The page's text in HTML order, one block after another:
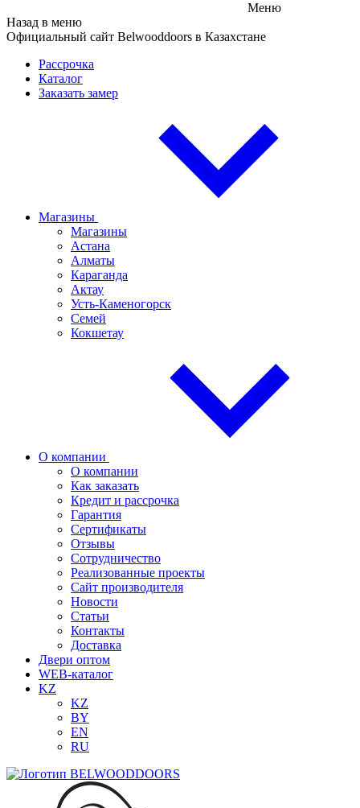
Меню
Назад в меню
Официальный сайт Belwooddoors в Казахстане
Рассрочка
Каталог
Заказать замер
Магазины
Магазины
Астана
Алматы
Караганда
Актау
Усть-Каменогорск
Семей
Кокшетау
О компании
О компании
Как заказать
Кредит и рассрочка
Гарантия
Сертификаты
Отзывы
Сотрудничество
Реализованные проекты
Сайт производителя
Новости
Статьи
Контакты
Доставка
Двери оптом
WEB-каталог
KZ
KZ
BY
EN
RU